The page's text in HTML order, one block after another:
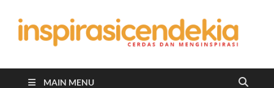
MAIN MENU